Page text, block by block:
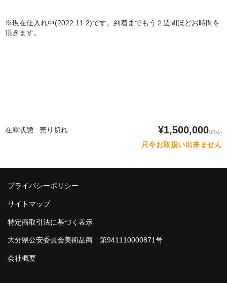
※現在仕入れ中(2022.11.2)です。到着までもう２週間ほどお時間を
頂きます。
在庫状態 : 売り切れ ¥1,500,000(税込)
只今お取扱い出来ません
プライバシーポリシー
サイトマップ
特定商取引法に基づく表示
大分県公安委員会美術品商 第941110000871号
会社概要